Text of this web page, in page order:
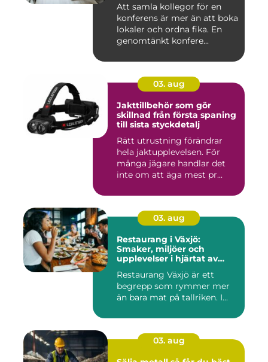
Att samla kollegor för en
konferens är mer än att boka
lokaler och ordna fika. En
genomtänkt konfere...
03. aug
Jakttillbehör som gör
skillnad från första spaning
till sista styckdetalj
Rätt utrustning förändrar
hela jaktupplevelsen. För
många jägare handlar det
inte om att äga mest pr...
03. aug
Restaurang i Växjö:
Smaker, miljöer och
upplevelser i hjärtat av
Restaurang Växjö är ett
begrepp som rymmer mer
än bara mat på tallriken. I...
03. aug